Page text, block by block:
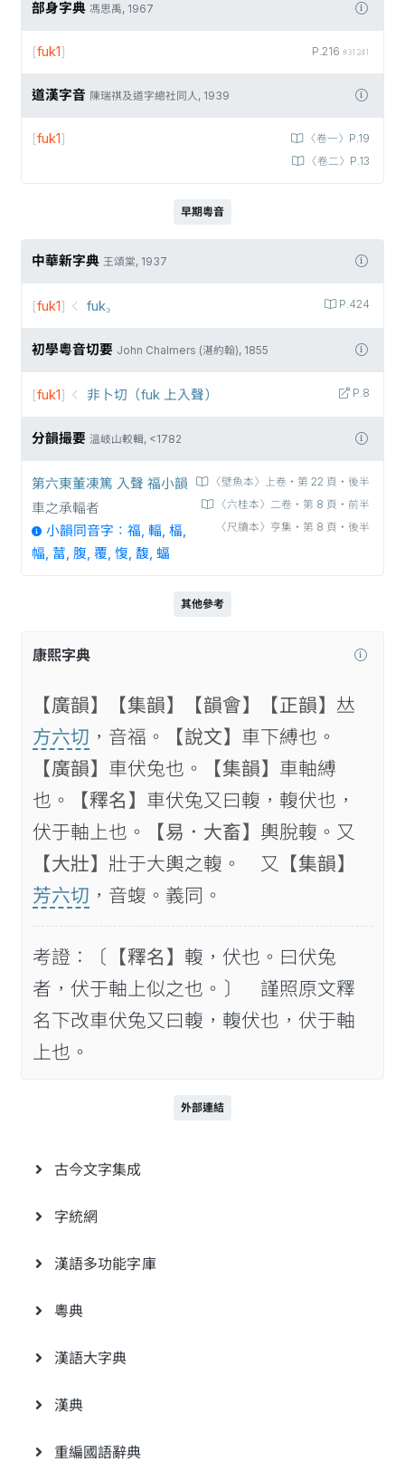
部身字典 馮思禹, 1967
P.216 #31241
[fuk1]
道漢字音 陳瑞祺及道字總社同人, 1939
〈卷一〉P.19
〈卷二〉P.13
[fuk1]
早期粵音
中華新字典 王頌棠, 1937
P.424
[fuk1] fuk꜆
初學粵音切要 John Chalmers (湛約翰), 1855
P.8
[fuk1] 非卜切（fuk 上入聲）
分韻撮要 溫岐山較輯, <1782
〈壁魚本〉上卷‧第 22 頁‧後半
〈六桂本〉二卷‧第 8 頁‧前半
〈尺牘本〉亨集‧第 8 頁‧後半
第六東董凍篤 入聲 福小韻
車之承輻者
小韻同音字：福, 輻, 楅,
幅, 葍, 腹, 覆, 愎, 馥, 蝠
其他參考
康熙字典
【廣韻】 【集韻】 【韻會】 【正韻】 𠀤
方六切 ，音福。 【說文】 車下縛也。
【廣韻】 車伏兔也。 【集韻】 車軸縛
也。
【釋名】 車伏兔又曰輹，輹伏也，
伏于軸上也。
【易．大畜】 輿脫輹。又
【大壯】 壯于大輿之輹。 又
【集韻】
芳六切 ，音蝮。義同。
考證：〔 【釋名】 輹，伏也。曰伏兔
者，伏于軸上似之也。〕 謹照原文釋
名下改車伏兔又曰輹，輹伏也，伏于軸
上也。
外部連結
古今文字集成
字統網
漢語多功能字庫
粵典
漢語大字典
漢典
重編國語辭典